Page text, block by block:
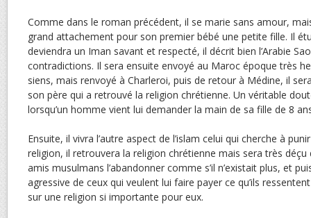
Comme dans le roman précédent, il se marie sans amour,
grand attachement pour son premier bébé une petite fille. Il
deviendra un Iman savant et respecté, il décrit bien l’Arabie
contradictions. Il sera ensuite envoyé au Maroc époque très
siens, mais renvoyé à Charleroi, puis de retour à Médine, il
son père qui a retrouvé la religion chrétienne. Un véritable
lorsqu’un homme vient lui demander la main de sa fille de 8
Ensuite, il vivra l’autre aspect de l’islam celui qui cherche à
religion, il retrouvera la religion chrétienne mais sera très
amis musulmans l’abandonner comme s’il n’existait plus, et
agressive de ceux qui veulent lui faire payer ce qu’ils
sur une religion si importante pour eux.